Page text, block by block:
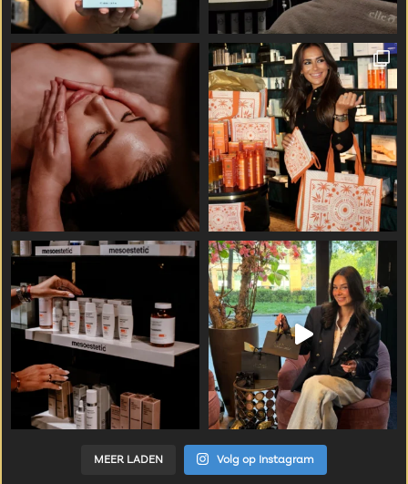
MEER LADEN Volg op Instagram